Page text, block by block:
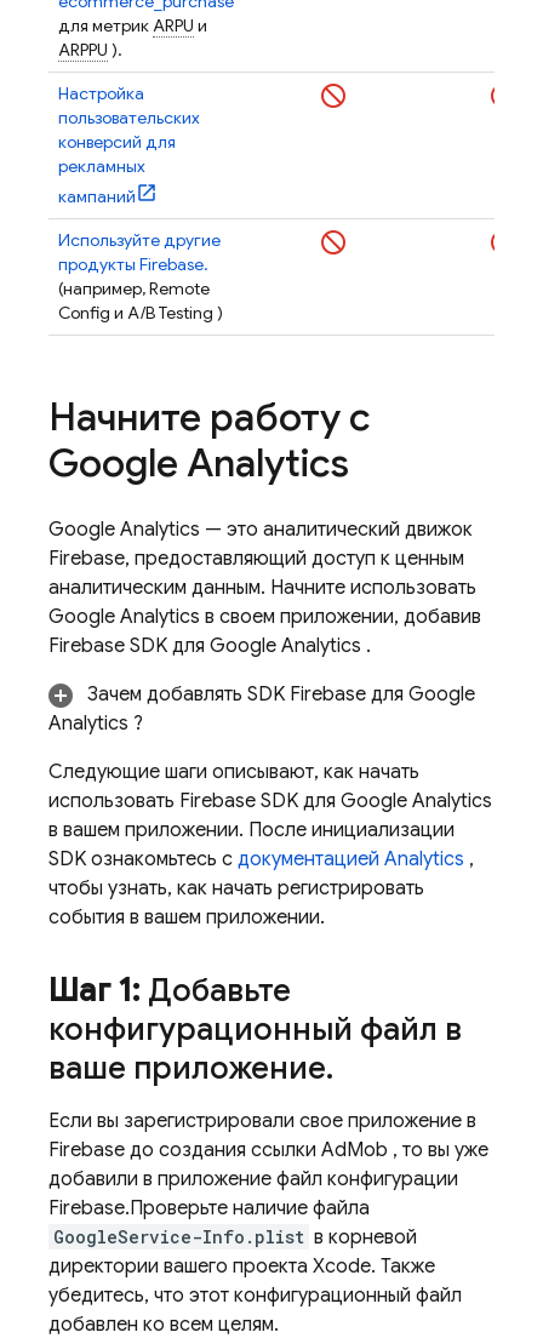
для метрикARPU и
ARPPU ).
Настройка
пользовательских
конверсий для
рекламных
кампаний
Используйте другие
продукты Firebase.
(например,Remote
Config и A/B Testing )
Начните работу с
Google Analytics
Google Analytics — это аналитический движок
Firebase, предоставляющий доступ к ценным
аналитическим данным. Начните использовать
Google Analytics в своем приложении, добавив
Firebase SDK для Google Analytics .
Зачем добавлять SDK Firebase для Google
Analytics ?
Следующие шаги описывают, как начать
использовать Firebase SDK для Google Analytics
в вашем приложении. После инициализации
SDK ознакомьтесь с документацией Analytics ,
чтобы узнать, как начать регистрировать
события в вашем приложении.
Шаг 1: Добавьте
конфигурационный файл в
ваше приложение.
Если вы зарегистрировали свое приложение в
Firebase до создания ссылки AdMob , то вы уже
добавили в приложение файл конфигурации
Firebase.Проверьте наличие файла
GoogleService-Info.plist в корневой
директории вашего проекта Xcode. Также
убедитесь, что этот конфигурационный файл
добавлен ко всем целям.